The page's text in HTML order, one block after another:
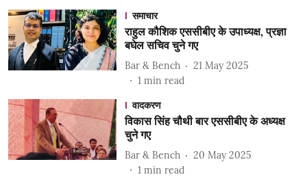
समाचार
राहुल कौशिक एससीबीए के उपाध्यक्ष, प्रज्ञा
बघेल सचिव चुने गए
Bar & Bench
21 May 2025
1 min read
वादकरण
विकास सिंह चौथी बार एससीबीए के अध्यक्ष
चुने गए
Bar & Bench
20 May 2025
1 min read